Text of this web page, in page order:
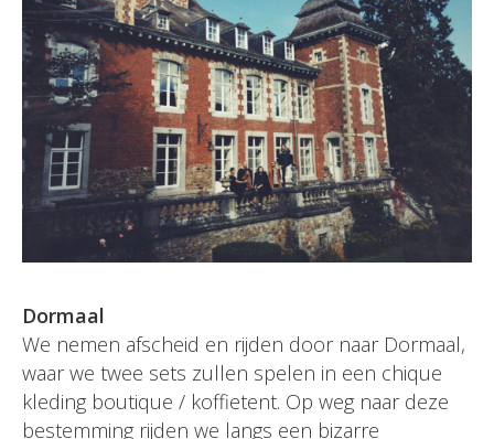
Dormaal
We nemen afscheid en rijden door naar Dormaal,
waar we twee sets zullen spelen in een chique
kleding boutique / koffietent. Op weg naar deze
bestemming rijden we langs een bizarre